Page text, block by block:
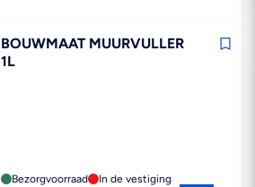
BOUWMAAT MUURVULLER
1L
Bezorgvoorraad In de vestiging